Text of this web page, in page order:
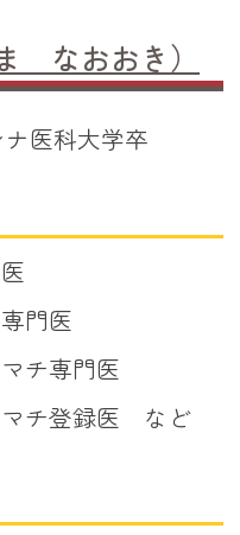
なおおき）
医科大学卒
門医
チ専門医
マチ登録医 など